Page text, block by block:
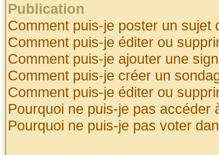
Publication
Comment puis-je poster un sujet
Comment puis-je éditer ou
Comment puis-je ajouter une
Comment puis-je créer un
Comment puis-je éditer ou
Pourquoi ne puis-je pas accéder
Pourquoi ne puis-je pas voter